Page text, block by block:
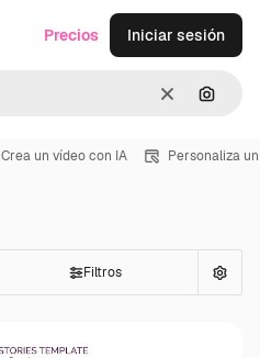
Borrar
Precios Iniciar sesión
Crea un vídeo con IA Personaliza
Filtros